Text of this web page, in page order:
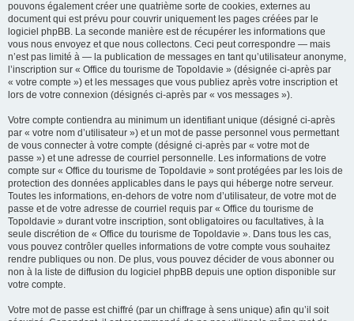
pouvons également créer une quatrième sorte de cookies, externes au
document qui est prévu pour couvrir uniquement les pages créées par le
logiciel phpBB. La seconde manière est de récupérer les informations que
vous nous envoyez et que nous collectons. Ceci peut correspondre — mais
n’est pas limité à — la publication de messages en tant qu’utilisateur anonyme,
l’inscription sur « Office du tourisme de Topoldavie » (désignée ci-après par
« votre compte ») et les messages que vous publiez après votre inscription et
lors de votre connexion (désignés ci-après par « vos messages »).
Votre compte contiendra au minimum un identifiant unique (désigné ci-après
par « votre nom d’utilisateur ») et un mot de passe personnel vous permettant
de vous connecter à votre compte (désigné ci-après par « votre mot de
passe ») et une adresse de courriel personnelle. Les informations de votre
compte sur « Office du tourisme de Topoldavie » sont protégées par les lois de
protection des données applicables dans le pays qui héberge notre serveur.
Toutes les informations, en-dehors de votre nom d’utilisateur, de votre mot de
passe et de votre adresse de courriel requis par « Office du tourisme de
Topoldavie » durant votre inscription, sont obligatoires ou facultatives, à la
seule discrétion de « Office du tourisme de Topoldavie ». Dans tous les cas,
vous pouvez contrôler quelles informations de votre compte vous souhaitez
rendre publiques ou non. De plus, vous pouvez décider de vous abonner ou
non à la liste de diffusion du logiciel phpBB depuis une option disponible sur
votre compte.
Votre mot de passe est chiffré (par un chiffrage à sens unique) afin qu’il soit